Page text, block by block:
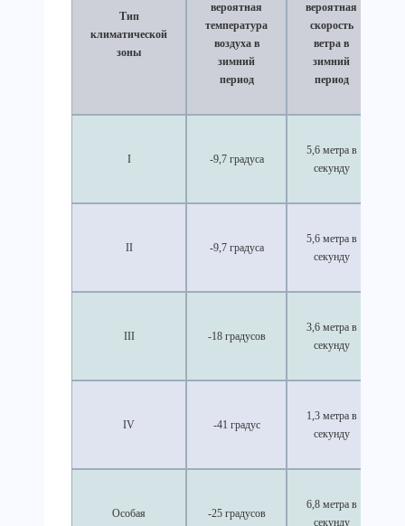
Тип
климатической
зоны
вероятная
температура
воздуха в
зимний
период
вероятная
скорость
ветра в
зимний
период
I -9,7 градуса
5,6 метра в
секунду
II -9,7 градуса
5,6 метра в
секунду
III -18 градусов
3,6 метра в
секунду
IV -41 градус
1,3 метра в
секунду
Особая -25 градусов
6,8 метра в
секунду